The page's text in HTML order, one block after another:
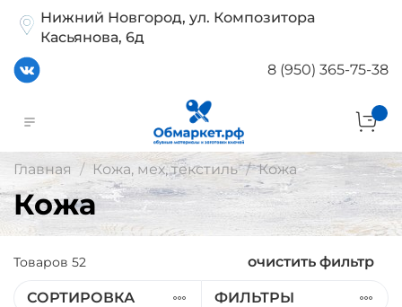
Нижний Новгород, ул. Композитора
Касьянова, 6д
8 (950) 365-75-38
Главная Кожа, мех, текстиль Кожа
Кожа
Товаров 52 очистить фильтр
СОРТИРОВКА ФИЛЬТРЫ